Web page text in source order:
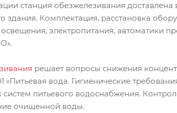
станция обезжелезивания
здания. Комплектация, расстановка
электропитания, автоматики
решает вопросы снижения
«Питьевая вода. Гигиенические
питьевого водоснабжения.
очищенной воды.